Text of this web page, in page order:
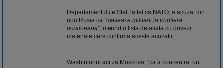
Departamentul de Stat, la fel ca NATO, a acuzat din
nou Rusia ca "maseaza militarii la frontiera
ucraineana", oferind o lista detaliata cu dovezi
materiale care confirma aceste acuzatii.
Washintonul acuza Moscova, "ca a concentrat un